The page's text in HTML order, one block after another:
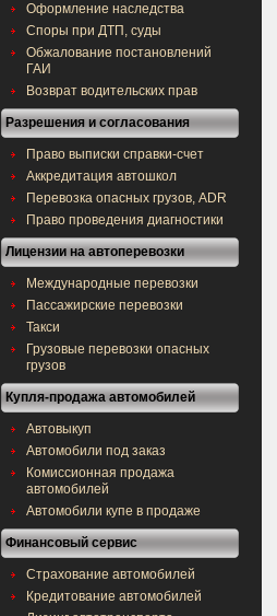
Оформление наследства
Споры при ДТП, суды
Обжалование постановлений
ГАИ
Возврат водительских прав
Разрешения и согласования
Право выписки справки-счет
Аккредитация автошкол
Перевозка опасных грузов, ADR
Право проведения диагностики
Лицензии на автоперевозки
Международные перевозки
Пассажирские перевозки
Такси
Грузовые перевозки опасных
грузов
Купля-продажа автомобилей
Автовыкуп
Автомобили под заказ
Комиссионная продажа
автомобилей
Автомобили купе в продаже
Финансовый сервис
Страхование автомобилей
Кредитование автомобилей